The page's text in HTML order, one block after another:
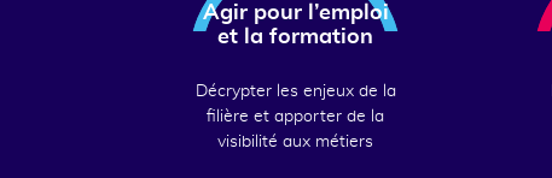
Agir pour l’emploi
et la formation
Décrypter les enjeux de la
filière et apporter de la
visibilité aux métiers